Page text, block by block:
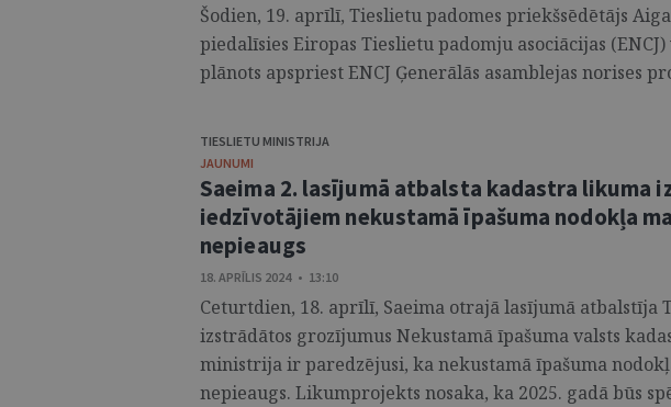
Šodien, 19. aprīlī, Tieslietu padomes priekšsēdētājs
piedalīsies Eiropas Tieslietu padomju asociācijas
plānots apspriest ENCJ Ģenerālās asamblejas norises
TIESLIETU MINISTRIJA
JAUNUMI
Saeima 2. lasījumā atbalsta kadastra likuma
iedzīvotājiem nekustamā īpašuma nodokļa
nepieaugs
18. APRĪLIS 2024 • 13:10
Ceturtdien, 18. aprīlī, Saeima otrajā lasījumā atbalstīja
izstrādātos grozījumus Nekustamā īpašuma valsts
ministrija ir paredzējusi, ka nekustamā īpašuma
nepieaugs. Likumprojekts nosaka, ka 2025. gadā būs